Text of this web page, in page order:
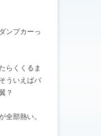
ンプカーっ
らくくるま
ういえばバ
？
全部熱い。